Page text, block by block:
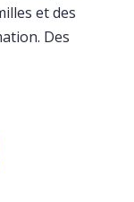
et des
Des